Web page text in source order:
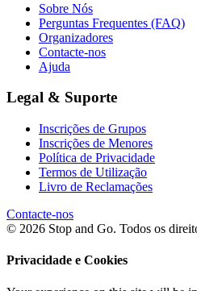
Sobre Nós
Perguntas Frequentes (FAQ)
Organizadores
Contacte-nos
Ajuda
Legal & Suporte
Inscrições de Grupos
Inscrições de Menores
Política de Privacidade
Termos de Utilização
Livro de Reclamações
Contacte-nos
© 2026 Stop and Go. Todos os
Privacidade e Cookies